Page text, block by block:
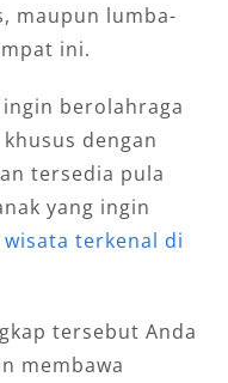
maupun lumba-
ini.
berolahraga
dengan
tersedia pula
yang ingin
terkenal di
tersebut Anda
membawa